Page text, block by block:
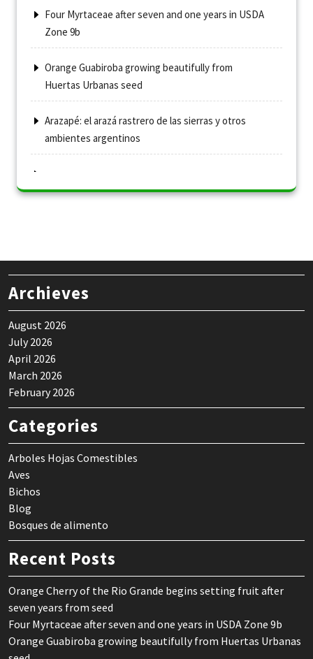
Four Myrtaceae after seven and one years in USDA
Zone 9b
Orange Guabiroba growing beautifully from
Huertas Urbanas seed
Arazapé: el arazá rastrero de las sierras y otros
ambientes argentinos
Archieves
August 2026
July 2026
April 2026
March 2026
February 2026
Categories
Arboles Hojas Comestibles
Aves
Bichos
Blog
Bosques de alimento
Recent Posts
Orange Cherry of the Rio Grande begins setting fruit after
seven years from seed
Four Myrtaceae after seven and one years in USDA Zone 9b
Orange Guabiroba growing beautifully from Huertas Urbanas